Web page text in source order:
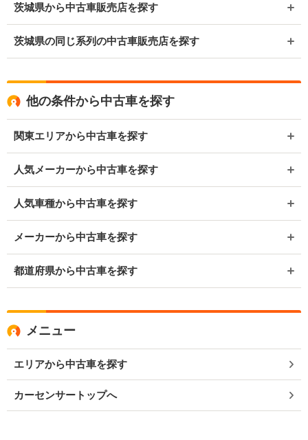
茨城県から中古車販売店を探す
茨城県の同じ系列の中古車販売店を探す
他の条件から中古車を探す
関東エリアから中古車を探す
人気メーカーから中古車を探す
人気車種から中古車を探す
メーカーから中古車を探す
都道府県から中古車を探す
メニュー
エリアから中古車を探す
カーセンサートップへ